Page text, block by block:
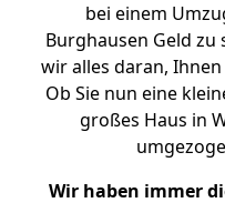
bei einem
Burghausen Geld zu
wir alles daran,
Ob Sie nun eine
großes Haus in
Wir haben immer